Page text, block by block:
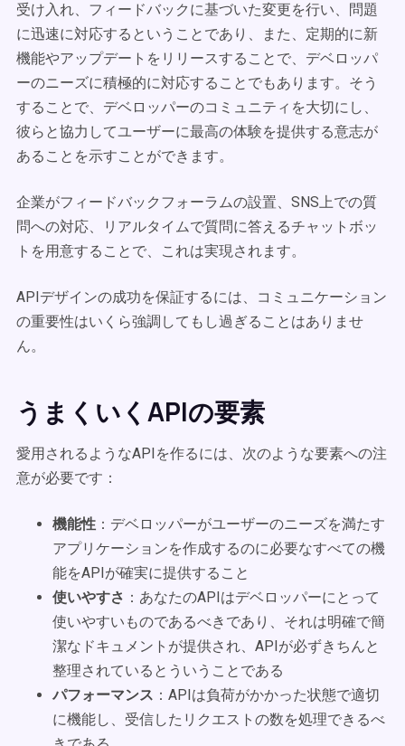
受け入れ、フィードバックに基づいた変更を行い、問題
に迅速に対応するということであり、また、定期的に新
機能やアップデートをリリースすることで、デベロッパ
ーのニーズに積極的に対応することでもあります。そう
することで、デベロッパーのコミュニティを大切にし、
彼らと協力してユーザーに最高の体験を提供する意志が
あることを示すことができます。
企業がフィードバックフォーラムの設置、SNS上での質
問への対応、リアルタイムで質問に答えるチャットボッ
トを用意することで、これは実現されます。
APIデザインの成功を保証するには、コミュニケーション
の重要性はいくら強調してもし過ぎることはありませ
ん。
うまくいくAPIの要素
愛用されるようなAPIを作るには、次のような要素への注
意が必要です：
機能性 ：デベロッパーがユーザーのニーズを満たす
アプリケーションを作成するのに必要なすべての機
能をAPIが確実に提供すること
使いやすさ ：あなたのAPIはデベロッパーにとって
使いやすいものであるべきであり、それは明確で簡
潔なドキュメントが提供され、APIが必ずきちんと
整理されているとういうことである
パフォーマンス ：APIは負荷がかかった状態で適切
に機能し、受信したリクエストの数を処理できるべ